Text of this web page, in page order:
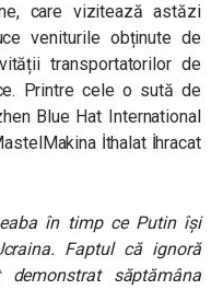
care vizitează astăzi
veniturile obținute de
transportatorilor de
Printre cele o sută de
Blue Hat International
İthalat İhracat
în timp ce Putin își
Faptul că ignoră
săptămâna